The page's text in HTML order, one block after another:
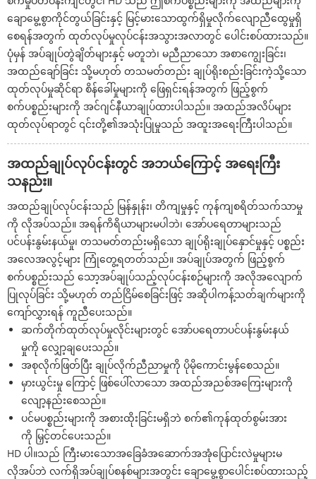
ချောမွေ့စွာကိုင်တွယ်ခြင်းနှင့် မြင့်မားသောထွက်ရှိမှုလိုက်လျောညီထွေမှုရှိ
စေရန်အတွက် ထုတ်လုပ်မှုလုပ်ငန်းအသွားအလာတွင် ပေါင်းစပ်ထားသည်။
ပုံမှန် အပ်ချုပ်တွဲချိတ်များနှင့် မတူဘဲ၊ မညီညာသော အစာကျွေးခြင်း၊
အထည်ချော်ခြင်း သို့မဟုတ် တသမတ်တည်း ချုပ်ရိုးစည်းခြင်းကဲ့သို့သော
ထုတ်လုပ်မှုဆိုင်ရာ စိန်ခေါ်မှုများကို ဖြေရှင်းရန်အတွက် ဖြည့်စွက်
စက်ပစ္စည်းများကို အင်ဂျင်နီယာချုပ်ထားပါသည်။ အထည်အလိပ်များ
ထုတ်လုပ်ရာတွင် ၎င်းတို့၏အသုံးပြုမှုသည် အထူးအရေးကြီးပါသည်။
အထည်ချုပ်လုပ်ငန်းတွင် အဘယ်ကြောင့် အရေးကြီး
သနည်း။
အထည်ချုပ်လုပ်ငန်းသည် မြန်နှုန်း၊ တိကျမှုနှင့် ကုန်ကျစရိတ်သက်သာမှု
ကို လိုအပ်သည်။ အရန်ကိရိယာများမပါဘဲ၊ အော်ပရေတာများသည်
ပင်ပန်းနွမ်းနယ်မှု၊ တသမတ်တည်းမရှိသော ချုပ်ရိုးချုပ်နှောင်မှုနှင့် ပစ္စည်း
အလေအလွင့်များ ကြုံတွေ့ရတတ်သည်။ အပ်ချုပ်အတွက် ဖြည့်စွက်
စက်ပစ္စည်းသည် သော့အပ်ချုပ်သည့်လုပ်ငန်းစဉ်များကို အလိုအလျောက်
ပြုလုပ်ခြင်း သို့မဟုတ် တည်ငြိမ်စေခြင်းဖြင့် အဆိုပါကန့်သတ်ချက်များကို
ကျော်လွှားရန် ကူညီပေးသည်။
ဆက်တိုက်ထုတ်လုပ်မှုလိုင်းများတွင် အော်ပရေတာပင်ပန်းနွမ်းနယ်
မှုကို လျှော့ချပေးသည်။
အစုလိုက်ဖြတ်ပြီး ချုပ်လိုက်ညီညာမှုကို ပိုမိုကောင်းမွန်စေသည်။
မှားယွင်းမှု ကြောင့် ဖြစ်ပေါ်လာသော အထည်အညစ်အကြေးများကို
လျော့နည်းစေသည်။
ပင်မပစ္စည်းများကို အစားထိုးခြင်းမရှိဘဲ စက်၏ကုန်ထုတ်စွမ်းအား
ကို မြှင့်တင်ပေးသည်။
HD ပါ။သည် ကြီးမားသောအခြေခံအဆောက်အအုံပြောင်းလဲမှုများမ
လိုအပ်ဘဲ လက်ရှိအပ်ချုပ်စနစ်များအတွင်း ချောမွေ့စွာပေါင်းစပ်ထားသည့်